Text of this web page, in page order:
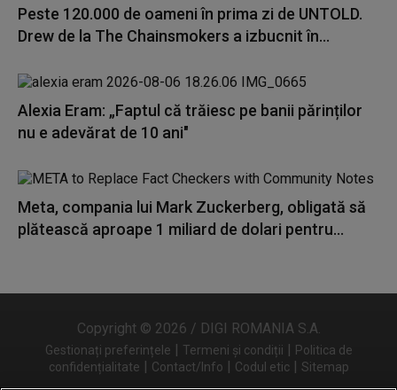
Peste 120.000 de oameni în prima zi de UNTOLD.
Drew de la The Chainsmokers a izbucnit în...
Alexia Eram: „Faptul că trăiesc pe banii părinților
nu e adevărat de 10 ani"
Meta, compania lui Mark Zuckerberg, obligată să
plătească aproape 1 miliard de dolari pentru...
Copyright © 2026 / DIGI ROMANIA S.A.
Gestionați preferințele | Termeni și condiții | Politica de
confidențialitate | Contact/Info | Codul etic | Sitemap